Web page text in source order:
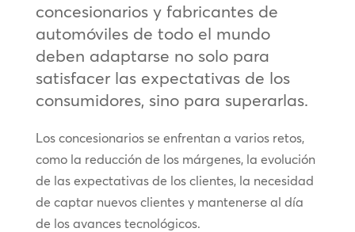
concesionarios y fabricantes de
automóviles de todo el mundo
deben adaptarse no solo para
satisfacer las expectativas de los
consumidores, sino para superarlas.
Los concesionarios se enfrentan a varios retos,
como la reducción de los márgenes, la evolución
de las expectativas de los clientes, la necesidad
de captar nuevos clientes y mantenerse al día
de los avances tecnológicos.